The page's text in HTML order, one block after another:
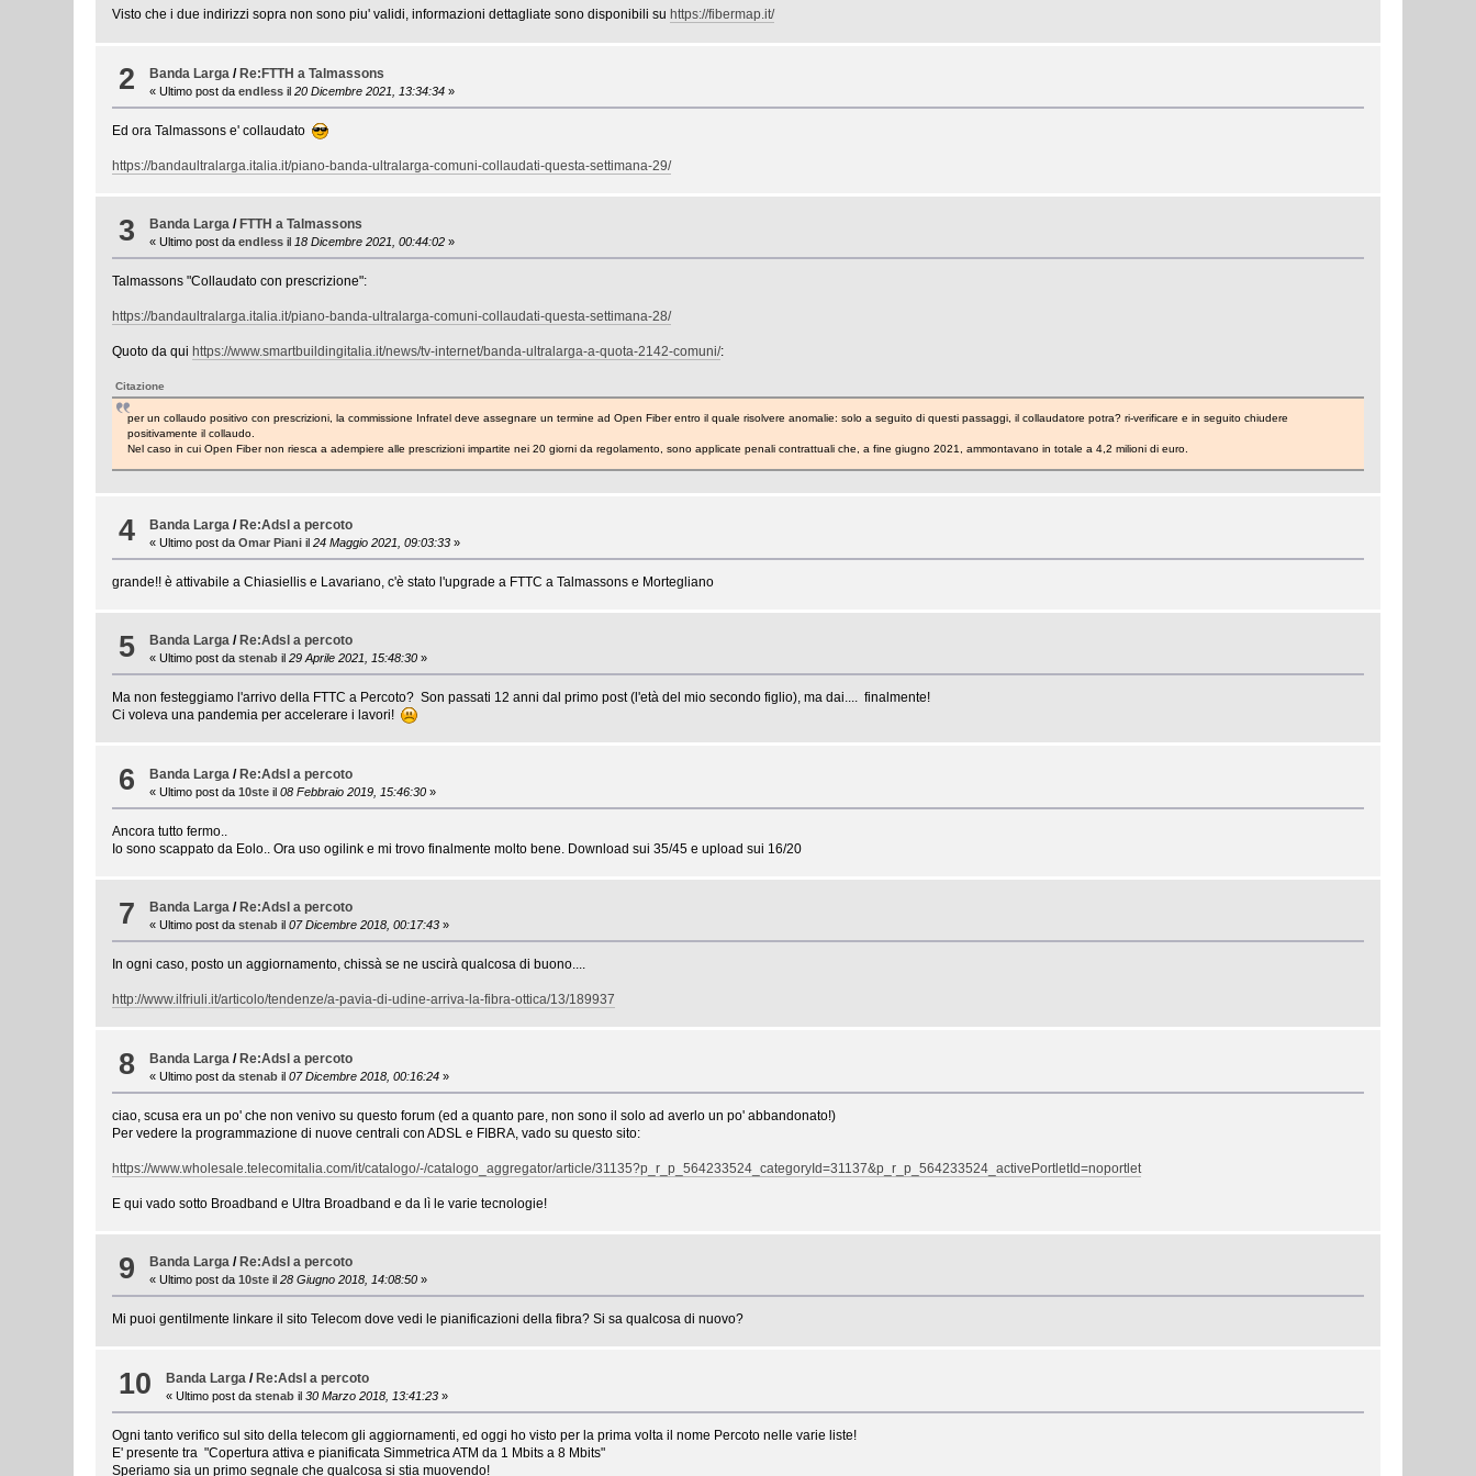
Visto che i due indirizzi sopra non sono piu' validi, informazioni dettagliate sono disponibili su https://fibermap.it/
2 Banda Larga /Re:FTTH a Talmassons
« Ultimo post daendless il 20 Dicembre 2021, 13:34:34 »
Ed ora Talmassons e' collaudato
https://bandaultralarga.italia.it/piano-banda-ultralarga-comuni-collaudati-questa-settimana-29/
3 Banda Larga / FTTH a Talmassons
« Ultimo post daendless il 18 Dicembre 2021, 00:44:02 »
Talmassons "Collaudato con prescrizione":
https://bandaultralarga.italia.it/piano-banda-ultralarga-comuni-collaudati-questa-settimana-28/
Quoto da qui https://www.smartbuildingitalia.it/news/tv-internet/banda-ultralarga-a-quota-2142-comuni/:
Citazione
per un collaudo positivo con prescrizioni, la commissione Infratel deve assegnare un termine ad Open Fiber entro il quale risolvere anomalie: solo a seguito di questi passaggi, il collaudatore potra? ri-verificare e in seguito chiudere
positivamente il collaudo.
Nel caso in cui Open Fiber non riesca a adempiere alle prescrizioni impartite nei 20 giorni da regolamento, sono applicate penali contrattuali che, a fine giugno 2021, ammontavano in totale a 4,2 milioni di euro.
4 Banda Larga /Re:Adsl a percoto
« Ultimo post daOmar Piani il 24 Maggio 2021, 09:03:33 »
grande!! è attivabile a Chiasiellis e Lavariano, c'è stato l'upgrade a FTTC a Talmassons e Mortegliano
5 Banda Larga / Re:Adsl a percoto
« Ultimo post dastenab il 29 Aprile 2021, 15:48:30 »
Ma non festeggiamo l'arrivo della FTTC a Percoto? Son passati 12 anni dal primo post (l'età del mio secondo figlio), ma dai.... finalmente!
Ci voleva una pandemia per accelerare i lavori!
6 Banda Larga /Re:Adsl a percoto
« Ultimo post da10ste il 08 Febbraio 2019, 15:46:30 »
Ancora tutto fermo..
Io sono scappato da Eolo.. Ora uso ogilink e mi trovo finalmente molto bene. Download sui 35/45 e upload sui 16/20
7 Banda Larga / Re:Adsl a percoto
« Ultimo post dastenab il 07 Dicembre 2018, 00:17:43 »
In ogni caso, posto un aggiornamento, chissà se ne uscirà qualcosa di buono....
http://www.ilfriuli.it/articolo/tendenze/a-pavia-di-udine-arriva-la-fibra-ottica/13/189937
8 Banda Larga /Re:Adsl a percoto
« Ultimo post dastenab il 07 Dicembre 2018, 00:16:24 »
ciao, scusa era un po' che non venivo su questo forum (ed a quanto pare, non sono il solo ad averlo un po' abbandonato!)
Per vedere la programmazione di nuove centrali con ADSL e FIBRA, vado su questo sito:
https://www.wholesale.telecomitalia.com/it/catalogo/-/catalogo_aggregator/article/31135?p_r_p_564233524_categoryId=31137&p_r_p_564233524_activePortletId=noportlet
E qui vado sotto Broadband e Ultra Broadband e da lì le varie tecnologie!
9 Banda Larga / Re:Adsl a percoto
« Ultimo post da10ste il 28 Giugno 2018, 14:08:50 »
Mi puoi gentilmente linkare il sito Telecom dove vedi le pianificazioni della fibra? Si sa qualcosa di nuovo?
10 Banda Larga /Re:Adsl a percoto
« Ultimo post dastenab il 30 Marzo 2018, 13:41:23 »
Ogni tanto verifico sul sito della telecom gli aggiornamenti, ed oggi ho visto per la prima volta il nome Percoto nelle varie liste!
E' presente tra "Copertura attiva e pianificata Simmetrica ATM da 1 Mbits a 8 Mbits"
Speriamo sia un primo segnale che qualcosa si stia muovendo!